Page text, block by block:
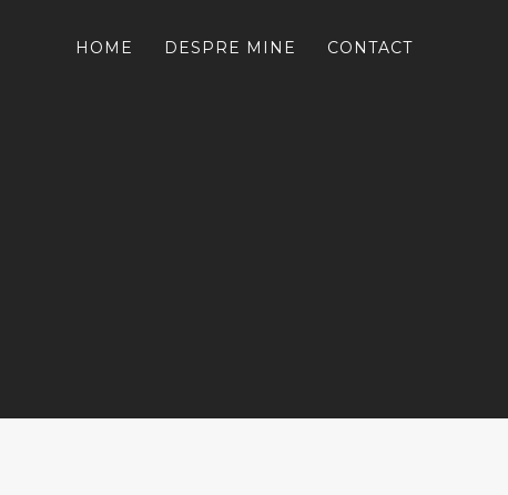
HOME DESPRE MINE CONTACT